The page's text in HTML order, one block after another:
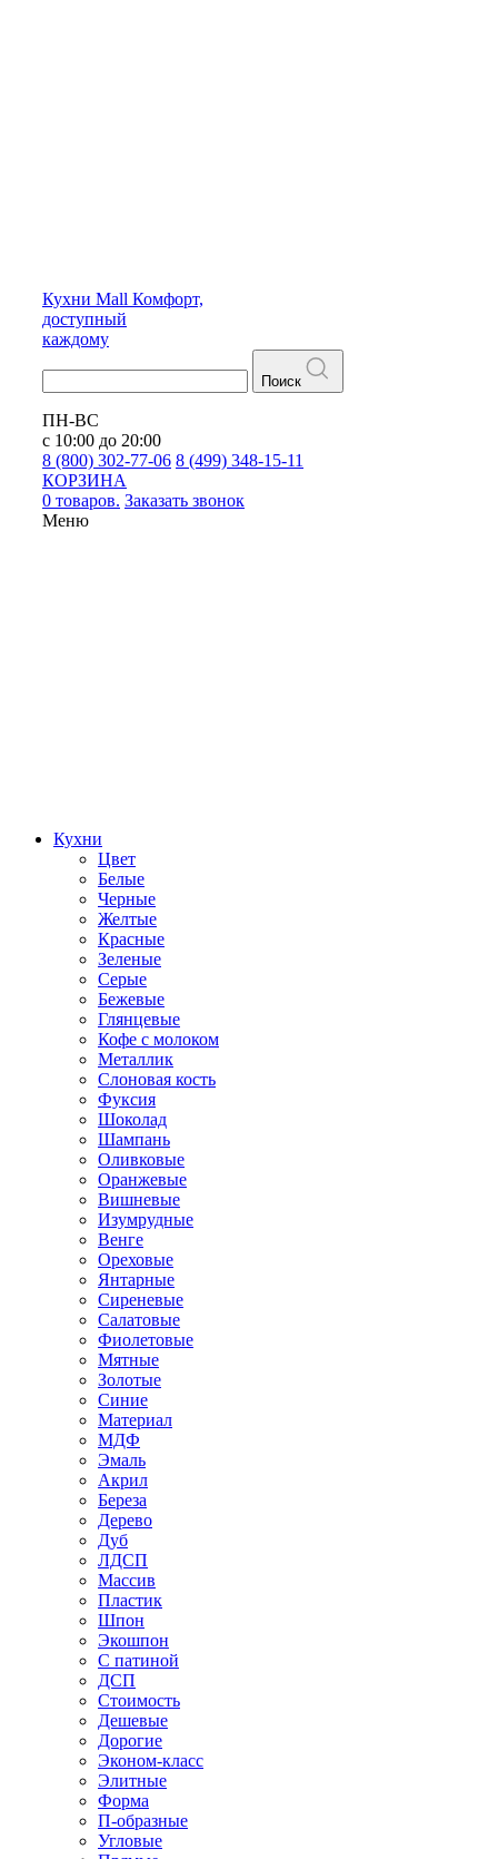
Кухни Mall Комфорт,
доступный
каждому
Поиск
ПН-ВС
с 10:00 до 20:00
8 (800) 302-77-06 8 (499) 348-15-11
КОРЗИНА
0 товаров. Заказать звонок
Меню
Кухни
Цвет
Белые
Черные
Желтые
Красные
Зеленые
Серые
Бежевые
Глянцевые
Кофе с молоком
Металлик
Слоновая кость
Фуксия
Шоколад
Шампань
Оливковые
Оранжевые
Вишневые
Изумрудные
Венге
Ореховые
Янтарные
Сиреневые
Салатовые
Фиолетовые
Мятные
Золотые
Синие
Материал
МДФ
Эмаль
Акрил
Береза
Дерево
Дуб
ЛДСП
Массив
Пластик
Шпон
Экошпон
С патиной
ДСП
Стоимость
Дешевые
Дорогие
Эконом-класс
Элитные
Форма
П-образные
Угловые